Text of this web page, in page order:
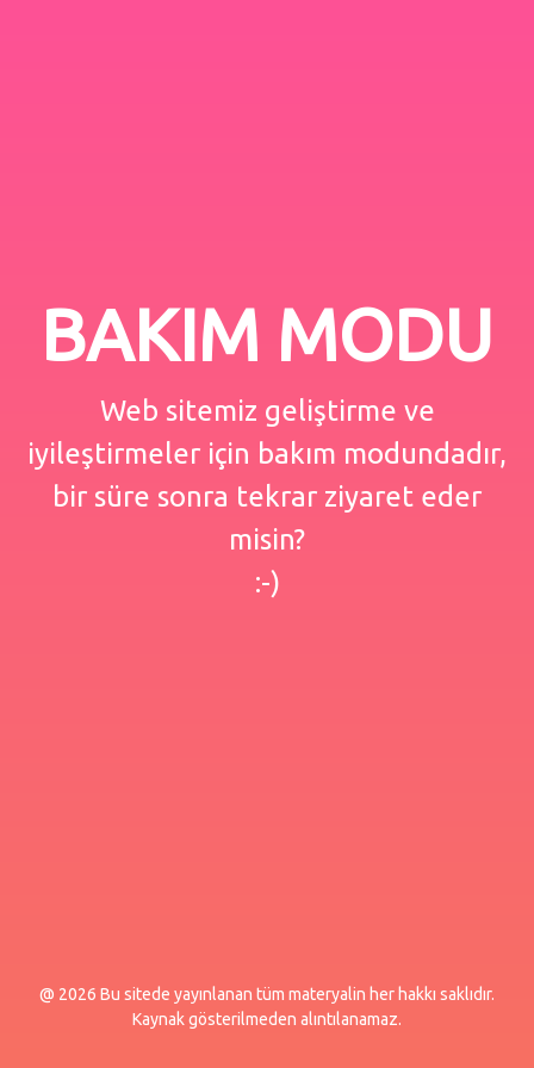
BAKIM MODU
Web sitemiz geliştirme ve
iyileştirmeler için bakım modundadır,
bir süre sonra tekrar ziyaret eder
misin?
:-)
@ 2026 Bu sitede yayınlanan tüm materyalin her hakkı saklıdır.
Kaynak gösterilmeden alıntılanamaz.